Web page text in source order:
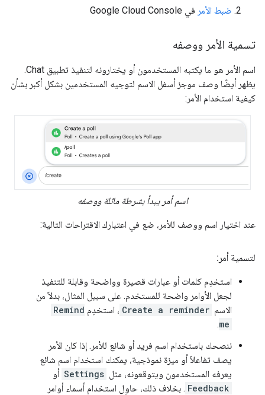
ضبط الأمر في Google Cloud Console
تسمية الأمر ووصفه
اسم الأمر هو ما يكتبه المستخدمون أو يختارونه لتنفيذ تطبيق Chat.
يظهر أيضًا وصف موجز أسفل الاسم لتوجيه المستخدمين بشكل أكبر بشأن
كيفية استخدام الأمر:
اسم أمر يبدأ بشرطة مائلة ووصفه
عند اختيار اسم ووصف للأمر، ضع في اعتبارك الاقتراحات التالية:
لتسمية أمر:
استخدِم كلمات أو عبارات قصيرة وواضحة وقابلة للتنفيذ
لجعل الأوامر واضحة للمستخدم. على سبيل المثال، بدلاً من
الاسم Create a reminder ، استخدِم Remind
me
.
ننصحك باستخدام اسم فريد أو شائع للأمر. إذا كان الأمر
يصف تفاعلاً أو ميزة نموذجية، يمكنك استخدام اسم شائع
يعرفه المستخدمون ويتوقعونه، مثل Settings أو
Feedback . بخلاف ذلك، حاوِل استخدام أسماء أوامر